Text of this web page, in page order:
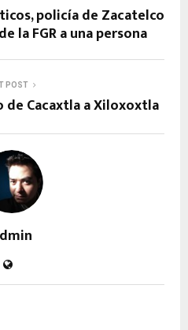
policía de Zacatelco
la FGR a una persona
POST
Cacaxtla a Xiloxoxtla